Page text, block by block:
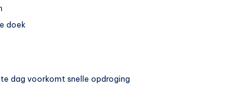
doek
dag voorkomt snelle opdroging